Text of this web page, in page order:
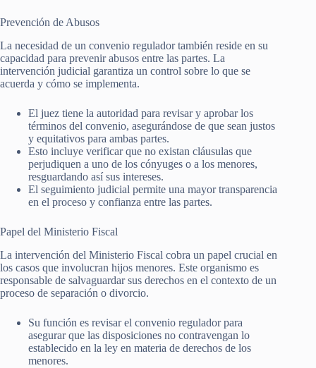
Prevención de Abusos
La necesidad de un convenio regulador también reside en su
capacidad para prevenir abusos entre las partes. La
intervención judicial garantiza un control sobre lo que se
acuerda y cómo se implementa.
El juez tiene la autoridad para revisar y aprobar los
términos del convenio, asegurándose de que sean justos
y equitativos para ambas partes.
Esto incluye verificar que no existan cláusulas que
perjudiquen a uno de los cónyuges o a los menores,
resguardando así sus intereses.
El seguimiento judicial permite una mayor transparencia
en el proceso y confianza entre las partes.
Papel del Ministerio Fiscal
La intervención del Ministerio Fiscal cobra un papel crucial en
los casos que involucran hijos menores. Este organismo es
responsable de salvaguardar sus derechos en el contexto de un
proceso de separación o divorcio.
Su función es revisar el convenio regulador para
asegurar que las disposiciones no contravengan lo
establecido en la ley en materia de derechos de los
menores.